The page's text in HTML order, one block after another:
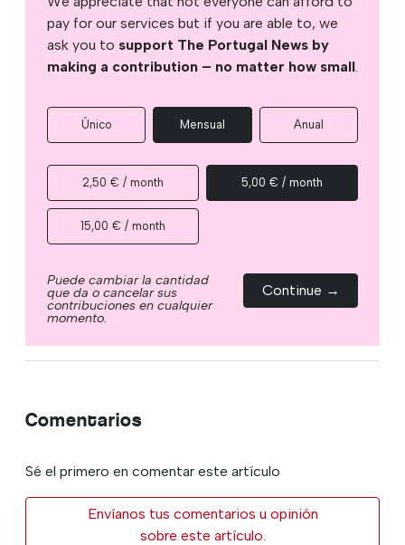
pay for our services but if you are able to, we
ask you to support The Portugal News by
making a contribution – no matter how small
Único Mensual Anual
2,50 € / month 5,00 € / month
15,00 € / month
Puede cambiar la cantidad
que da o cancelar sus
contribuciones en cualquier
momento.
Continue →
Comentarios
Sé el primero en comentar este artículo
Envíanos tus comentarios u opinión
sobre este artículo.